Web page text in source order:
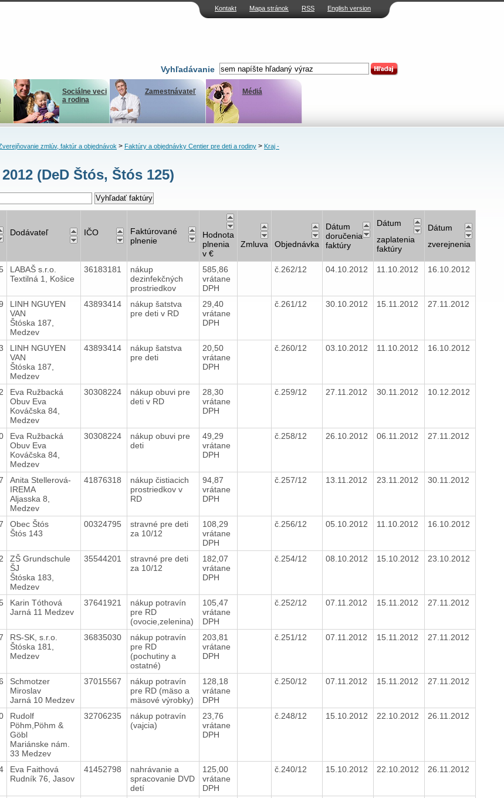
Kontakt Mapa stránok RSS English version
Vyhľadávanie
Sociálne veci
a rodina
Zamestnávateľ Médiá
zmlúv, faktúr a objednávok> Faktúry a objednávky Centier pre deti a rodiny> Kraj -
(DeD Štós, Štós 125)
Dodávateľ IČO
Faktúrované
plnenie
Hodnota
plnenia
v €
Zmluva Objednávka
Dátum
doručenia
faktúry
Dátum
zaplatenia
faktúry
Dátum
zverejnenia
LABAŠ s.r.o.
Textilná 1, Košice
36183181
nákup
dezinfekčných
prostriedkov
585,86
vrátane
DPH
č.262/12 04.10.2012 11.10.2012 16.10.2012
LINH NGUYEN
VAN
Štóska 187,
Medzev
43893414
nákup šatstva
pre deti v RD
29,40
vrátane
DPH
č.261/12 30.10.2012 15.11.2012 27.11.2012
LINH NGUYEN
VAN
Štóska 187,
Medzev
43893414
nákup šatstva
pre deti
20,50
vrátane
DPH
č.260/12 03.10.2012 11.10.2012 16.10.2012
Eva Ružbacká
Obuv Eva
Kováčska 84,
Medzev
30308224
nákup obuvi pre
deti v RD
28,30
vrátane
DPH
č.259/12 27.11.2012 30.11.2012 10.12.2012
Eva Ružbacká
Obuv Eva
Kováčska 84,
Medzev
30308224
nákup obuvi pre
deti
49,29
vrátane
DPH
č.258/12 26.10.2012 06.11.2012 27.11.2012
Anita Stellerová-
IREMA
Aljasska 8,
Medzev
41876318
nákup čistiacich
prostriedkov v
RD
94,87
vrátane
DPH
č.257/12 13.11.2012 23.11.2012 30.11.2012
Obec Štós
Štós 143
00324795
stravné pre deti
za 10/12
108,29
vrátane
DPH
č.256/12 05.10.2012 11.10.2012 16.10.2012
ZŠ Grundschule
ŠJ
Štóska 183,
Medzev
35544201
stravné pre deti
za 10/12
182,07
vrátane
DPH
č.254/12 08.10.2012 15.10.2012 23.10.2012
Karin Tóthová
Jarná 11 Medzev
37641921
nákup potravín
pre RD
(ovocie,zelenina)
105,47
vrátane
DPH
č.252/12 07.11.2012 15.11.2012 27.11.2012
RS-SK, s.r.o.
Štóska 181,
Medzev
36835030
nákup potravín
pre RD
(pochutiny a
ostatné)
203,81
vrátane
DPH
č.251/12 07.11.2012 15.11.2012 27.11.2012
Schmotzer
Miroslav
Jarná 10 Medzev
37015567
nákup potravín
pre RD (mäso a
mäsové výrobky)
128,18
vrátane
DPH
č.250/12 07.11.2012 15.11.2012 27.11.2012
Rudolf
Pöhm,Pöhm &
Göbl
Mariánske nám.
33 Medzev
32706235
nákup potravín
(vajcia)
23,76
vrátane
DPH
č.248/12 15.10.2012 22.10.2012 26.11.2012
Eva Faithová
Rudník 76, Jasov
41452798
nahrávanie a
spracovanie DVD
detí
125,00
vrátane
DPH
č.240/12 15.10.2012 22.10.2012 26.11.2012